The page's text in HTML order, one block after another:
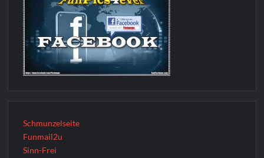
Schmunzelseite
Funmail2u
Sinn-Frei